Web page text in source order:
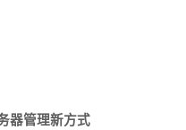
器管理新方式